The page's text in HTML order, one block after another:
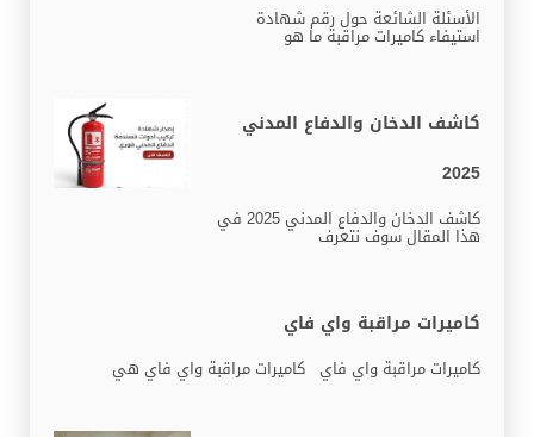
الأسئلة الشائعة حول رقم شهادة
استيفاء كاميرات مراقبة ما هو
كاشف الدخان والدفاع المدني
2025
كاشف الدخان والدفاع المدني 2025 في
هذا المقال سوف نتعرف
كاميرات مراقبة واي فاي
كاميرات مراقبة واي فاي كاميرات مراقبة واي فاي هي